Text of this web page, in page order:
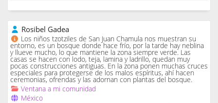
Rosibel Gadea
Los niños tzotziles de San Juan Chamula nos muestran su
entorno, es un bosque donde hace frío, por la tarde hay neblina
y llueve mucho, lo que mantiene la zona siempre verde. Las
casas se hacen con lodo, teja, lamina y ladrillo, quedan muy
pocas construcciones antiguas. En la zona ponen muchas cruces
especiales para protegerse de los malos espíritus, ahí hacen
ceremonias, ofrendas y las adornan con plantas del bosque.
Ventana a mi comunidad
México